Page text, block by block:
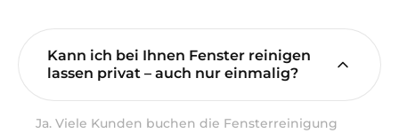
Kann ich bei Ihnen Fenster reinigen
lassen privat – auch nur einmalig?
Ja. Viele Kunden buchen die Fensterreinigung